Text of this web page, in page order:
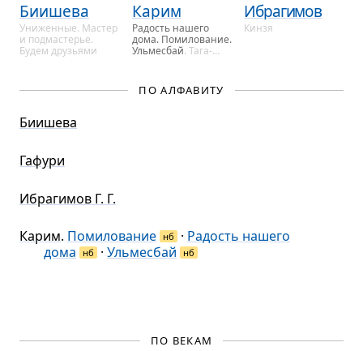
Биишева
Уни­жен­ные. Ма­стер
и под­ма­сте­рье.
Будем дру­зья­ми
Карим
Ра­дость на­ше­го
дома. По­ми­ло­ва­ние.
Уль­ме­сбай. Та­га­
Ибрагимов
Кинзя
ПО АЛФАВИТУ
Биишева
Гафури
Ибрагимов Г. Г.
Карим. Помилование нб · Радость нашего
дома
нб · Ульмесбай нб
ПО ВЕКАМ